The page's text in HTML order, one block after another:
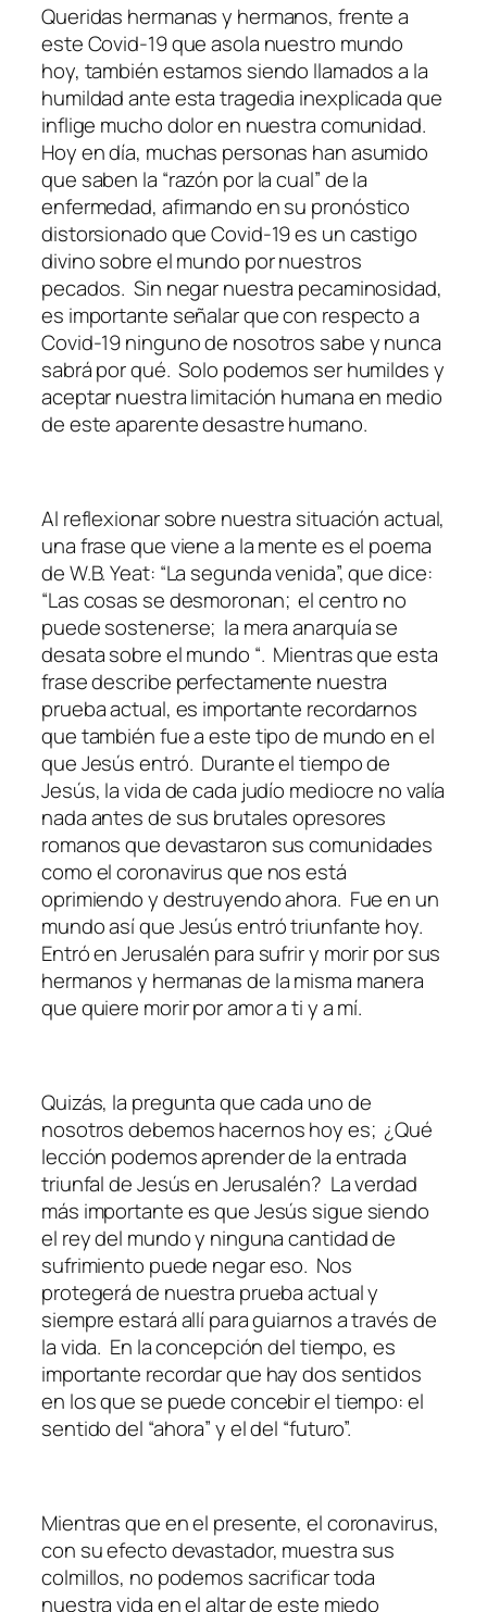
Queridas hermanas y hermanos, frente a
este Covid-19 que asola nuestro mundo
hoy, también estamos siendo llamados a la
humildad ante esta tragedia inexplicada que
inflige mucho dolor en nuestra comunidad.
Hoy en día, muchas personas han asumido
que saben la “razón por la cual” de la
enfermedad, afirmando en su pronóstico
distorsionado que Covid-19 es un castigo
divino sobre el mundo por nuestros
pecados. Sin negar nuestra pecaminosidad,
es importante señalar que con respecto a
Covid-19 ninguno de nosotros sabe y nunca
sabrá por qué. Solo podemos ser humildes y
aceptar nuestra limitación humana en medio
de este aparente desastre humano.
Al reflexionar sobre nuestra situación actual,
una frase que viene a la mente es el poema
de W.B. Yeat: “La segunda venida”, que dice:
“Las cosas se desmoronan; el centro no
puede sostenerse; la mera anarquía se
desata sobre el mundo “. Mientras que esta
frase describe perfectamente nuestra
prueba actual, es importante recordarnos
que también fue a este tipo de mundo en el
que Jesús entró. Durante el tiempo de
Jesús, la vida de cada judío mediocre no valía
nada antes de sus brutales opresores
romanos que devastaron sus comunidades
como el coronavirus que nos está
oprimiendo y destruyendo ahora. Fue en un
mundo así que Jesús entró triunfante hoy.
Entró en Jerusalén para sufrir y morir por sus
hermanos y hermanas de la misma manera
que quiere morir por amor a ti y a mí.
Quizás, la pregunta que cada uno de
nosotros debemos hacernos hoy es; ¿Qué
lección podemos aprender de la entrada
triunfal de Jesús en Jerusalén? La verdad
más importante es que Jesús sigue siendo
el rey del mundo y ninguna cantidad de
sufrimiento puede negar eso. Nos
protegerá de nuestra prueba actual y
siempre estará allí para guiarnos a través de
la vida. En la concepción del tiempo, es
importante recordar que hay dos sentidos
en los que se puede concebir el tiempo: el
sentido del “ahora” y el del “futuro”.
Mientras que en el presente, el coronavirus,
con su efecto devastador, muestra sus
colmillos, no podemos sacrificar toda
nuestra vida en el altar de este miedo